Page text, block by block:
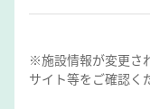
※施設情報が変更さ
サイト等をご確認く